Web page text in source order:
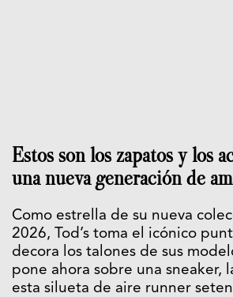
Estos son los zapatos y los
una nueva generación de
Como estrella de su nueva
2026, Tod’s toma el icónico
decora los talones de sus
pone ahora sobre una sneaker,
esta silueta de aire runner